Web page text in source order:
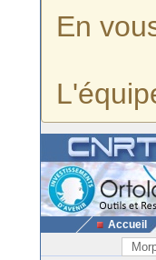
En
Accueil